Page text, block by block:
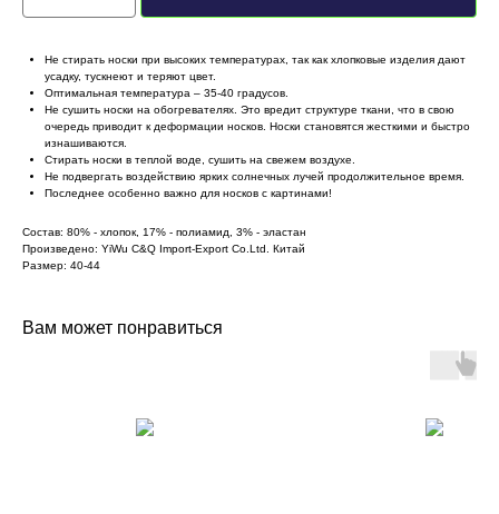
Не стирать носки при высоких температурах, так как хлопковые изделия дают
усадку, тускнеют и теряют цвет.
Оптимальная температура – 35-40 градусов.
Не сушить носки на обогревателях. Это вредит структуре ткани, что в свою
очередь приводит к деформации носков. Носки становятся жесткими и быстро
изнашиваются.
Стирать носки в теплой воде, сушить на свежем воздухе.
Не подвергать воздействию ярких солнечных лучей продолжительное время.
Последнее особенно важно для носков с картинами!
Состав: 80% - хлопок, 17% - полиамид, 3% - эластан
Произведено: YiWu C&Q Import-Export Co.Ltd. Китай
Размер: 40-44
Вам может понравиться